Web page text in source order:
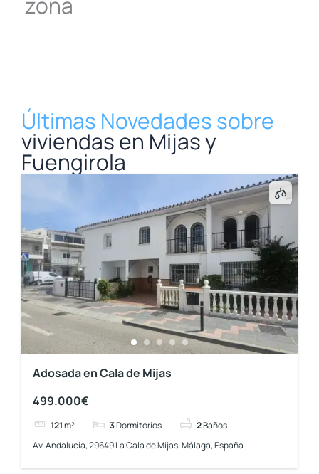
Últimas Novedades sobre
viviendas en Mijas y
Fuengirola
Adosada en Cala de Mijas
499.000€
121m² 3Dormitorios 2Baños
Av. Andalucía, 29649 La Cala de Mijas, Málaga, España